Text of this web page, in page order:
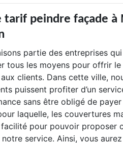
tarif peindre façade à
partie des entreprises
tous les moyens pour offrir
clients. Dans cette ville,
puissent profiter d’un
sans être obligé de payer
laquelle, les couvertures
pour pouvoir proposer
service. Ainsi, vous